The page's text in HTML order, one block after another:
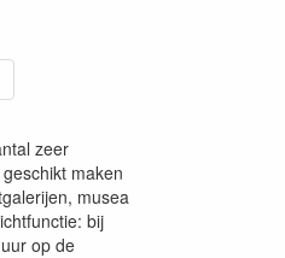
zeer
maken
musea
bij
op de